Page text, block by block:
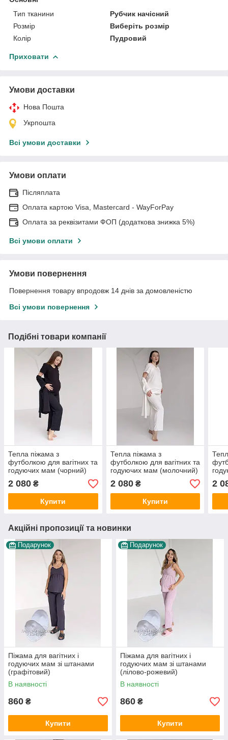
Тип тканини
Рубчик начісний
Розмір
Виберіть розмір
Колір
Пудровий
Приховати
Умови доставки
Нова Пошта
Укрпошта
Всі умови доставки
Умови оплати
Післяплата
Оплата картою Visa, Mastercard - WayForPay
Оплата за реквізитами ФОП (додаткова знижка 5%)
Всі умови оплати
Умови повернення
Повернення товару впродовж 14 днів за домовленістю
Всі умови повернення
Подібні товари компанії
Тепла піжама з
футболкою для вагітних та
годуючих мам (чорний)
2 080 ₴
Купити
Тепла піжама з
футболкою для вагітних та
годуючих мам (молочний)
2 080₴
Купити
2
Акційні пропозиції та новинки
Подарунок
Піжама для вагітних і
годуючих мам зі штанами
(графітовий)
В наявності
860 ₴
Купити
Подарунок
Піжама для вагітних і
годуючих мам зі штанами
(лілово-рожевий)
В наявності
860 ₴
Купити